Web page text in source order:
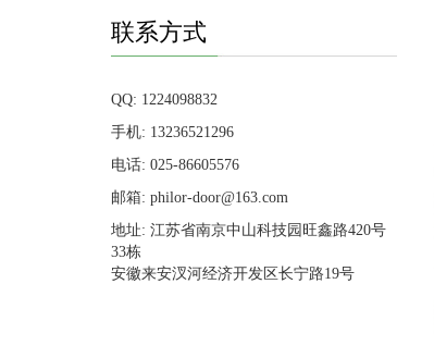
联系方式
QQ: 1224098832
手机: 13236521296
电话: 025-86605576
邮箱: philor-door@163.com
地址: 江苏省南京中山科技园旺鑫路420号
33栋
安徽来安汊河经济开发区长宁路19号